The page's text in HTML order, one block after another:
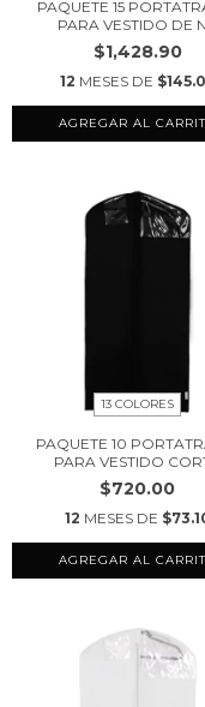
PAQUETE 15
PARA VESTIDO DE
$1,428.90
12 MESES DE
AGREGAR AL
13 COLORES
PAQUETE 10
PARA VESTIDO
$720.00
12 MESES DE
AGREGAR AL